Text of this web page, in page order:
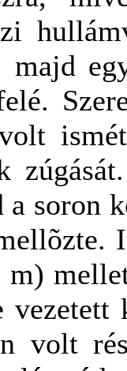
majd
soron
m)
volt